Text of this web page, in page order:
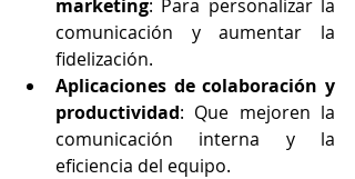
marketing: Para personalizar la
comunicación y aumentar la
fidelización.
Aplicaciones de colaboración y
productividad: Que mejoren la
comunicación interna y la
eficiencia del equipo.